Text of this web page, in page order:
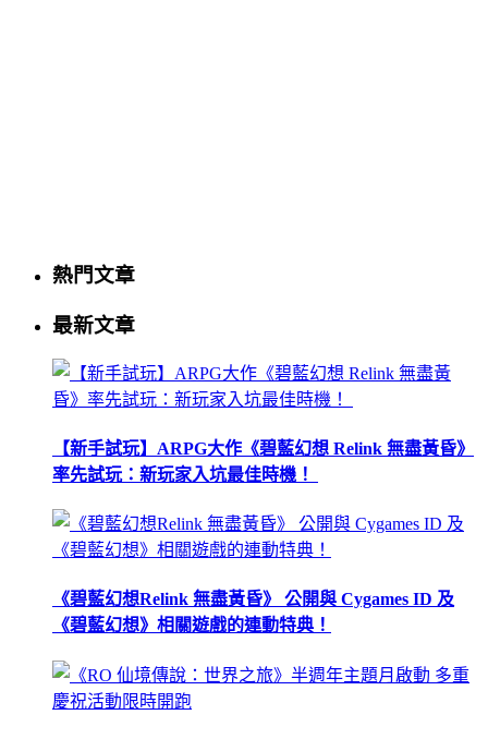
熱門文章
最新文章
【新手試玩】ARPG大作《碧藍幻想 Relink 無盡黃昏》
率先試玩：新玩家入坑最佳時機！
《碧藍幻想Relink 無盡黃昏》 公開與 Cygames ID 及
《碧藍幻想》相關遊戲的連動特典！